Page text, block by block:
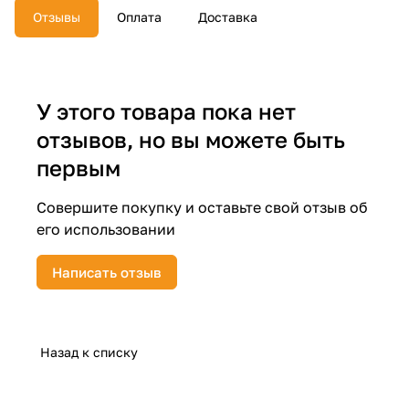
Отзывы Оплата Доставка
У этого товара пока нет
отзывов, но вы можете быть
первым
Совершите покупку и оставьте свой отзыв об
его использовании
Написать отзыв
Назад к списку
Остались вопросы?